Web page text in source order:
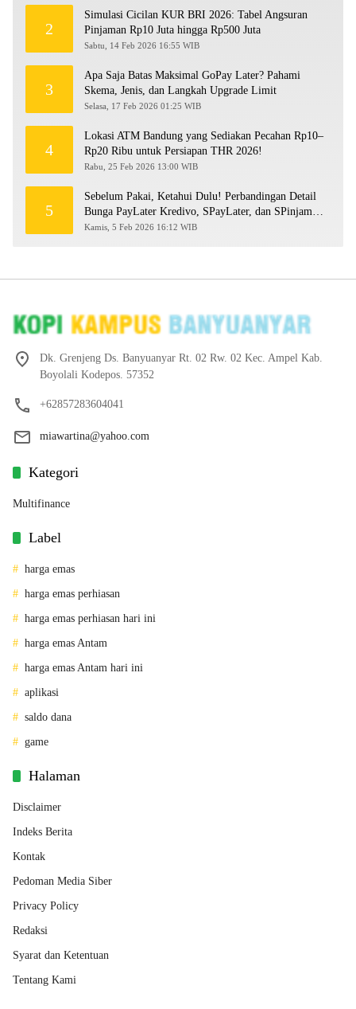
2
Simulasi Cicilan KUR BRI 2026: Tabel Angsuran
Pinjaman Rp10 Juta hingga Rp500 Juta
Sabtu, 14 Feb 2026 16:55 WIB
3
Apa Saja Batas Maksimal GoPay Later? Pahami
Skema, Jenis, dan Langkah Upgrade Limit
Selasa, 17 Feb 2026 01:25 WIB
4
Lokasi ATM Bandung yang Sediakan Pecahan Rp10–
Rp20 Ribu untuk Persiapan THR 2026!
Rabu, 25 Feb 2026 13:00 WIB
5
Sebelum Pakai, Ketahui Dulu! Perbandingan Detail
Bunga PayLater Kredivo, SPayLater, dan SPinjam
2026
Kamis, 5 Feb 2026 16:12 WIB
Dk. Grenjeng Ds. Banyuanyar Rt. 02 Rw. 02 Kec. Ampel Kab.
Boyolali Kodepos. 57352
+62857283604041
miawartina@yahoo.com
Kategori
Multifinance
Label
harga emas
harga emas perhiasan
harga emas perhiasan hari ini
harga emas Antam
harga emas Antam hari ini
aplikasi
saldo dana
game
Halaman
Disclaimer
Indeks Berita
Kontak
Pedoman Media Siber
Privacy Policy
Redaksi
Syarat dan Ketentuan
Tentang Kami